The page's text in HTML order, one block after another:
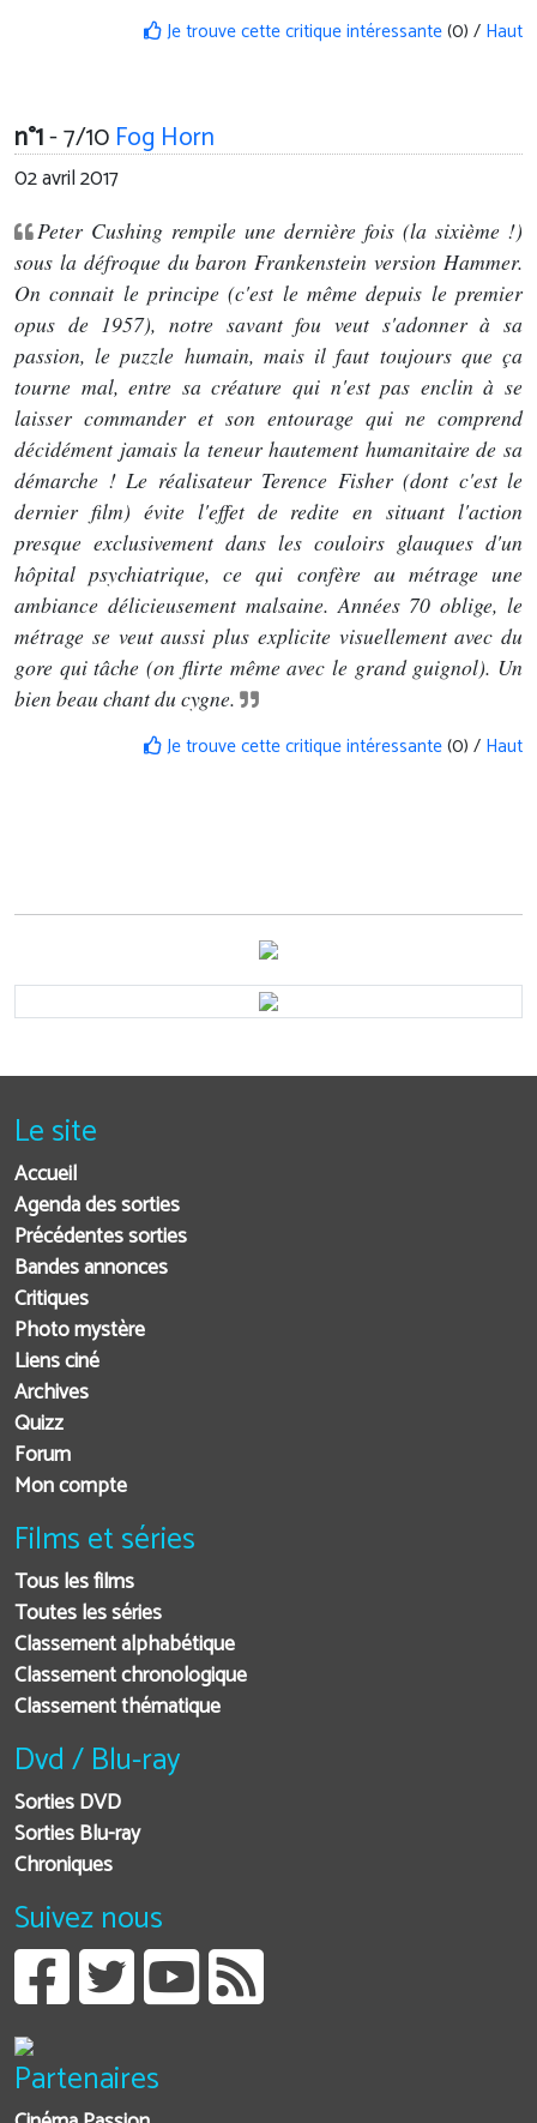
Je trouve cette critique intéressante(0) / Haut
n°1- 7/10Fog Horn
02 avril 2017
Peter Cushing rempile une dernière fois (la sixième !)
sous la défroque du baron Frankenstein version Hammer.
On connait le principe (c'est le même depuis le premier
opus de 1957), notre savant fou veut s'adonner à sa
passion, le puzzle humain, mais il faut toujours que ça
tourne mal, entre sa créature qui n'est pas enclin à se
laisser commander et son entourage qui ne comprend
décidément jamais la teneur hautement humanitaire de sa
démarche ! Le réalisateur Terence Fisher (dont c'est le
dernier film) évite l'effet de redite en situant l'action
presque exclusivement dans les couloirs glauques d'un
hôpital psychiatrique, ce qui confère au métrage une
ambiance délicieusement malsaine. Années 70 oblige, le
métrage se veut aussi plus explicite visuellement avec du
gore qui tâche (on flirte même avec le grand guignol). Un
bien beau chant du cygne.
Je trouve cette critique intéressante(0) / Haut
Le site
Accueil
Agenda des sorties
Précédentes sorties
Bandes annonces
Critiques
Photo mystère
Liens ciné
Archives
Quizz
Forum
Mon compte
Films et séries
Tous les films
Toutes les séries
Classement alphabétique
Classement chronologique
Classement thématique
Dvd / Blu-ray
Sorties DVD
Sorties Blu-ray
Chroniques
Suivez nous
Partenaires